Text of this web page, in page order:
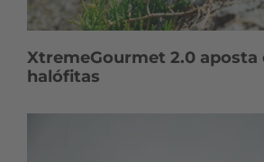
XtremeGourmet 2.0 aposta
halófitas